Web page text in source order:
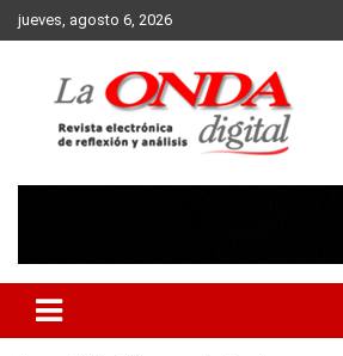
Skip
to
jueves, agosto 6, 2026